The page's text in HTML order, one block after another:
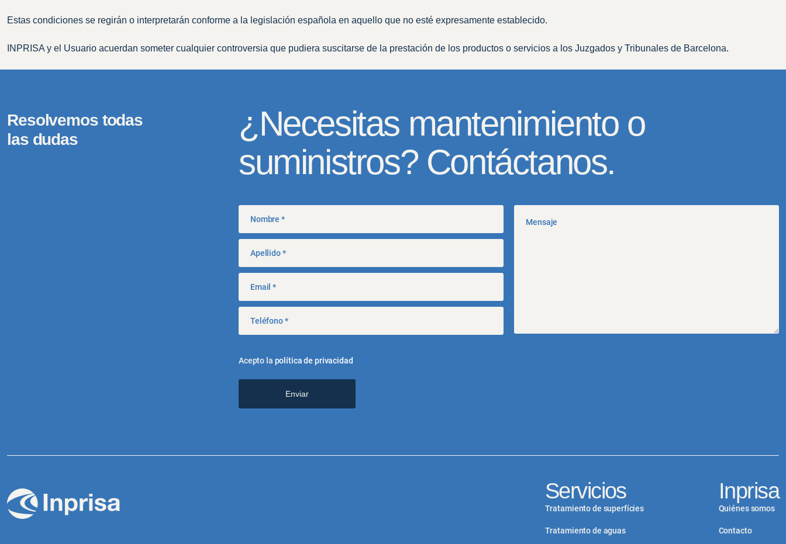
Estas condiciones se regirán o interpretarán conforme a la legislación española en aquello que no esté expresamente establecido.
INPRISA y el Usuario acuerdan someter cualquier controversia que pudiera suscitarse de la prestación de los productos o servicios a los Juzgados y Tribunales de Barcelona.
Resolvemos todas
las dudas
¿Necesitas mantenimiento o
suministros? Contáctanos.
Acepto la política de privacidad
Servicios
Tratamiento de superfícies
Tratamiento de aguas
Inprisa
Quiénes somos
Contacto